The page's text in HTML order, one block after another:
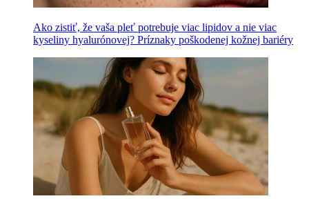
Ako zistiť, že vaša pleť potrebuje viac lipidov a nie viac
kyseliny hyalurónovej? Príznaky poškodenej kožnej bariéry